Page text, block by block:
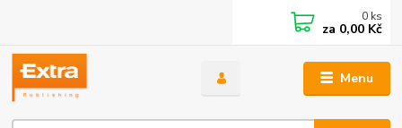
Menu
0 ks
za 0,00 Kč